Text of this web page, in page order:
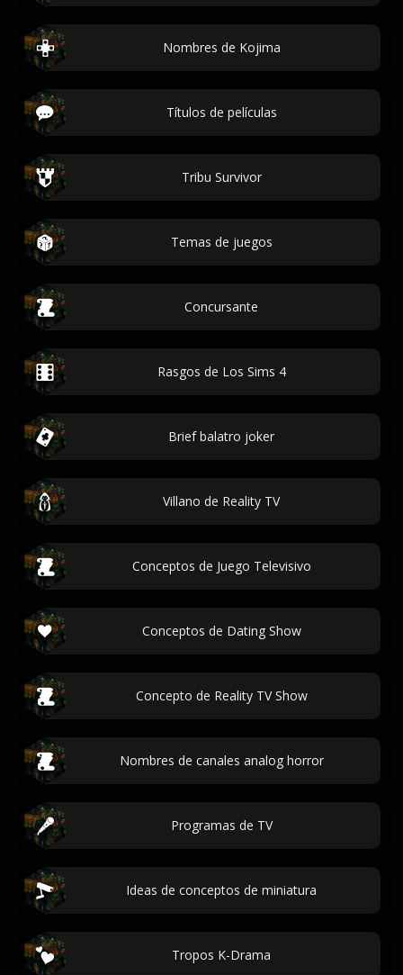
Nombres de Kojima
Títulos de películas
Tribu Survivor
Temas de juegos
Concursante
Rasgos de Los Sims 4
Brief balatro joker
Villano de Reality TV
Conceptos de Juego Televisivo
Conceptos de Dating Show
Concepto de Reality TV Show
Nombres de canales analog horror
Programas de TV
Ideas de conceptos de miniatura
Tropos K-Drama